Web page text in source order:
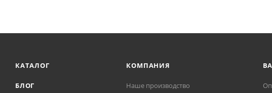
КАТАЛОГ
БЛОГ
КОМПАНИЯ
Наше производство